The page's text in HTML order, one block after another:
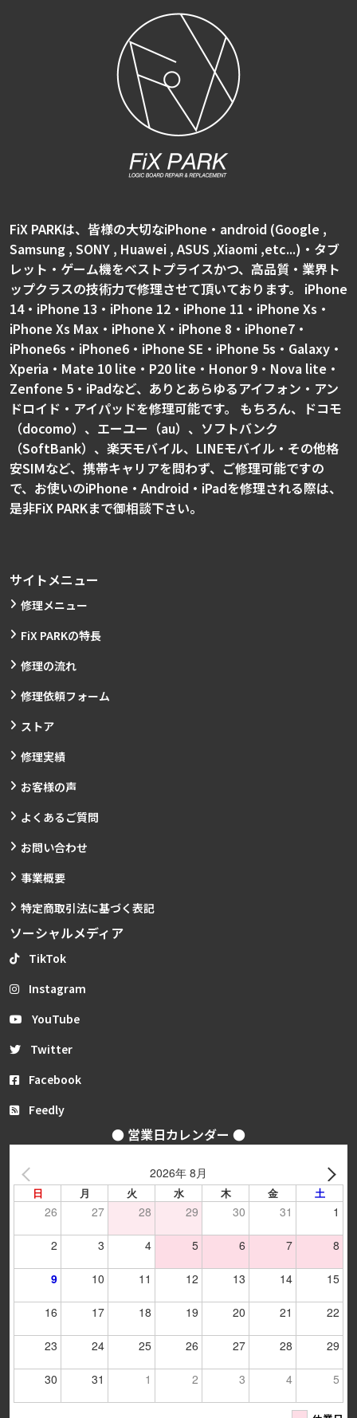
FiX PARKは、皆様の大切なiPhone・android (Google ,
Samsung , SONY , Huawei , ASUS ,Xiaomi ,etc...)・タブ
レット・ゲーム機をベストプライスかつ、高品質・業界ト
ップクラスの技術力で修理させて頂いております。 iPhone
14・iPhone 13・iPhone 12・iPhone 11・iPhone Xs・
iPhone Xs Max・iPhone X・iPhone 8・iPhone7・
iPhone6s・iPhone6・iPhone SE・iPhone 5s・Galaxy・
Xperia・Mate 10 lite・P20 lite・Honor 9・Nova lite・
Zenfone 5・iPadなど、ありとあらゆるアイフォン・アン
ドロイド・アイパッドを修理可能です。 もちろん、ドコモ
（docomo）、エーユー（au）、ソフトバンク
（SoftBank）、楽天モバイル、LINEモバイル・その他格
安SIMなど、携帯キャリアを問わず、ご修理可能ですの
で、お使いのiPhone・Android・iPadを修理される際は、
是非FiX PARKまで御相談下さい。
サイトメニュー
修理メニュー
FiX PARKの特長
修理の流れ
修理依頼フォーム
ストア
修理実績
お客様の声
よくあるご質問
お問い合わせ
事業概要
特定商取引法に基づく表記
ソーシャルメディア
TikTok
Instagram
YouTube
Twitter
Facebook
Feedly
● 営業日カレンダー ●
2026年 8月
日 月 火 水 木 金 土
26 27 28 29 30 31 1
2 3 4 5 6 7 8
9 10 11 12 13 14 15
16 17 18 19 20 21 22
23 24 25 26 27 28 29
30 31 1 2 3 4 5